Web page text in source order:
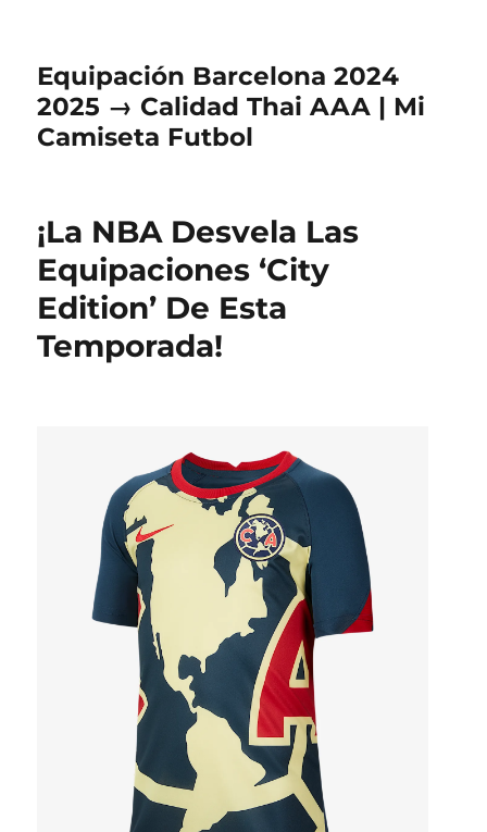
Equipación Barcelona 2024
2025 → Calidad Thai AAA | Mi
Camiseta Futbol
¡La NBA Desvela Las
Equipaciones ‘City
Edition’ De Esta
Temporada!